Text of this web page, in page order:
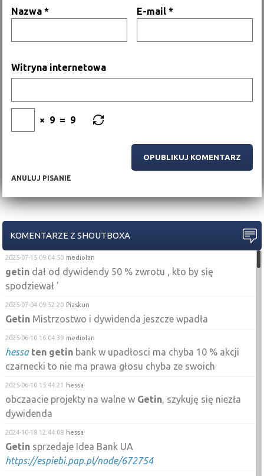
ANULUJ PISANIE
Nazwa* E-mail*
Witryna internetowa
× 9 = 9
KOMENTARZE Z SHOUTBOXA
2025-07-15 09:04:50 mediolan
getin dał od dywidendy 50 % zwrotu , kto by się
spodziewał '
2025-07-04 09:52:20 Piaskun
Getin Mistrzostwo i dywidenda jeszcze wpadła
2025-06-10 16:04:39 mediolan
hessa ten getin bank w upadłosci ma chyba 10 % akcji
czarnecki to nie ma prawa głosu chyba ze swoich
2025-06-10 15:44:21 hessa
obczaacie projekty na walne w Getin, szykuję się niezła
dywidenda
2024-10-18 12:44:08 hessa
Getin sprzedaje Idea Bank UA
https://espiebi.pap.pl/node/672754